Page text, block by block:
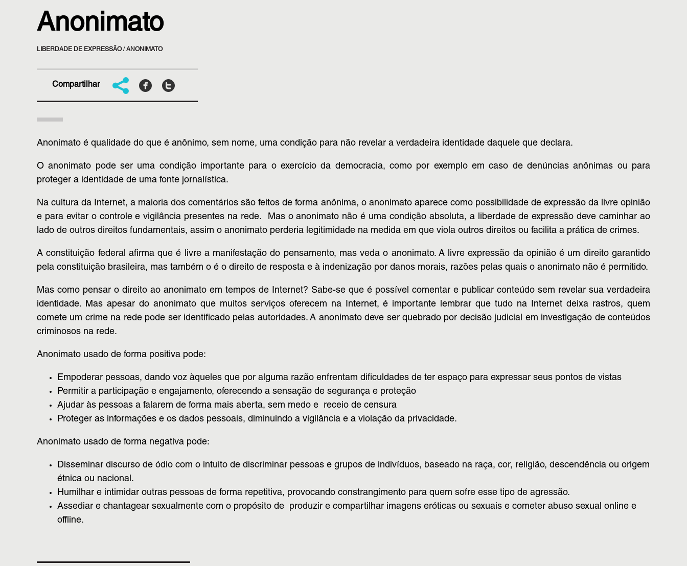
Anonimato
LIBERDADE DE EXPRESSÃO/ ANONIMATO
Compartilhar
Anonimato é qualidade do que é anônimo, sem nome, uma condição para não revelar a verdadeira identidade daquele que declara.
O anonimato pode ser uma condição importante para o exercício da democracia, como por exemplo em caso de denúncias anônimas ou para
proteger a identidade de uma fonte jornalística.
Na cultura da Internet, a maioria dos comentários são feitos de forma anônima, o anonimato aparece como possibilidade de expressão da livre opinião
e para evitar o controle e vigilância presentes na rede. Mas o anonimato não é uma condição absoluta, a liberdade de expressão deve caminhar ao
lado de outros direitos fundamentais, assim o anonimato perderia legitimidade na medida em que viola outros direitos ou facilita a prática de crimes.
A constituição federal afirma que é livre a manifestação do pensamento, mas veda o anonimato. A livre expressão da opinião é um direito garantido
pela constituição brasileira, mas também o é o direito de resposta e à indenização por danos morais, razões pelas quais o anonimato não é permitido.
Mas como pensar o direito ao anonimato em tempos de Internet? Sabe-se que é possível comentar e publicar conteúdo sem revelar sua verdadeira
identidade. Mas apesar do anonimato que muitos serviços oferecem na Internet, é importante lembrar que tudo na Internet deixa rastros, quem
comete um crime na rede pode ser identificado pelas autoridades. A anonimato deve ser quebrado por decisão judicial em investigação de conteúdos
criminosos na rede.
Anonimato usado de forma positiva pode:
Empoderar pessoas, dando voz àqueles que por alguma razão enfrentam dificuldades de ter espaço para expressar seus pontos de vistas
Permitir a participação e engajamento, oferecendo a sensação de segurança e proteção
Ajudar às pessoas a falarem de forma mais aberta, sem medo e receio de censura
Proteger as informações e os dados pessoais, diminuindo a vigilância e a violação da privacidade.
Anonimato usado de forma negativa pode:
Disseminar discurso de ódio com o intuito de discriminar pessoas e grupos de indivíduos, baseado na raça, cor, religião, descendência ou origem
étnica ou nacional.
Humilhar e intimidar outras pessoas de forma repetitiva, provocando constrangimento para quem sofre esse tipo de agressão.
Assediar e chantagear sexualmente com o propósito de produzir e compartilhar imagens eróticas ou sexuais e cometer abuso sexual online e
offline.